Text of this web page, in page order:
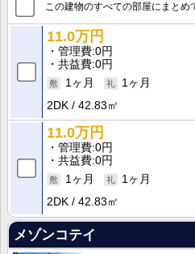
この建物のすべての部屋にまとめ
11.0万円
管理費 0円
共益費 0円
1ヶ月
1ヶ月
2DK
42.83㎡
11.0万円
管理費 0円
共益費 0円
1ヶ月
1ヶ月
2DK
42.83㎡
メゾンコテイ